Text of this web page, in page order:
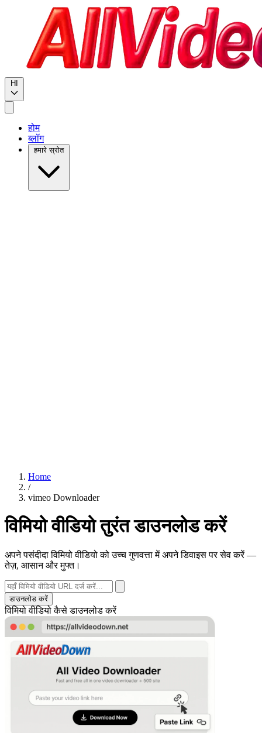
HI
होम
ब्लॉग
हमारे स्रोत
Home
/
vimeo Downloader
विमियो वीडियो तुरंत डाउनलोड करें
अपने पसंदीदा विमियो वीडियो को उच्च गुणवत्ता में अपने डिवाइस पर सेव करें —
तेज़, आसान और मुफ्त।
डाउनलोड करें
विमियो वीडियो कैसे डाउनलोड करें